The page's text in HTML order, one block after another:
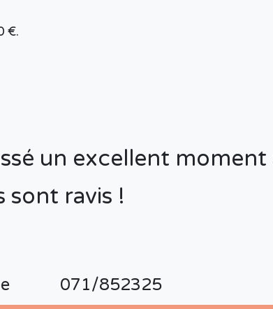
€.
un excellent moment
sont ravis !
071/852325